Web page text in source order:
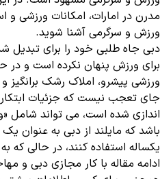
مدرن در امارات، امکانات ورزشی
ورزش و سرگرمی آشنا شوید.
دبی جاه طلبی خود را برای
برای ورزش پنهان نکرده است و در
ورزشی پیشرو، املاک رشک برانگیز
جای تعجب نیست که جزئیات ابتکار
اندازی شده است، می تواند شامل
باشد که مایلند از دبی به عنوان
یکساله استفاده کنند، در حالی که
ادامه مقاله با کار مجازی دبی و